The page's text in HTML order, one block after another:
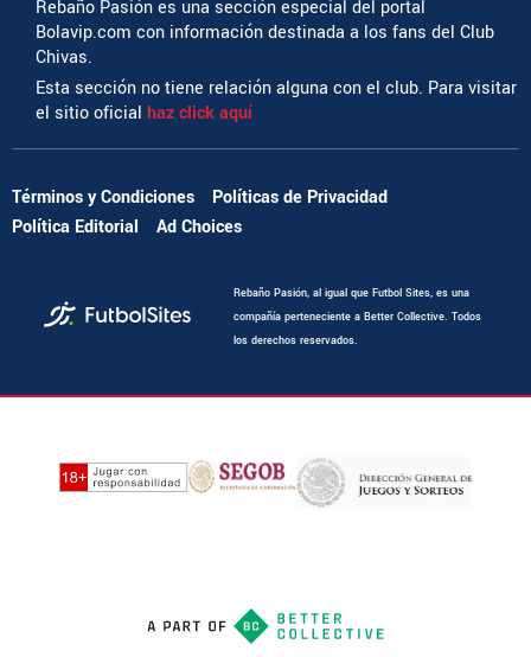
Rebaño Pasión es una sección especial del portal
Bolavip.com con información destinada a los fans del Club
Chivas.
Esta sección no tiene relación alguna con el club. Para visitar
el sitio oficial haz click aquí
Términos y Condiciones
Políticas de Privacidad
Política Editorial
Ad Choices
Rebaño Pasión, al igual que Futbol Sites, es una
compañía perteneciente a Better Collective. Todos
los derechos reservados.